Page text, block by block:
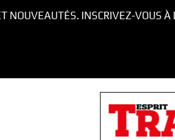
NOUVEAUTÉS. INSCRIVEZ-VOUS À